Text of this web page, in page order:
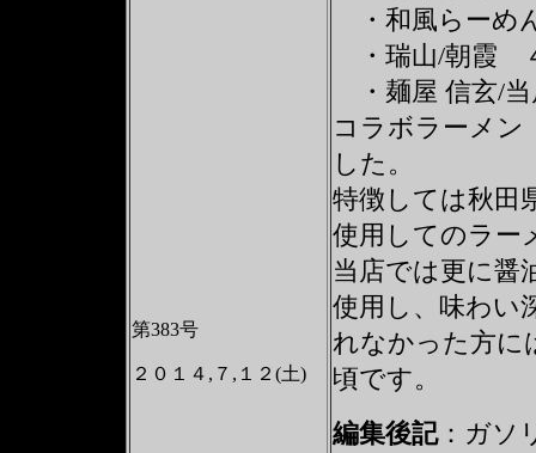
第383号
２０１４,７,１２(土)
・和風らーめ
・瑞山/朝霞
・麺屋 信
コラボラーメン
した。
特徴しては秋田
使用してのラー
当店では更に醤
使用し、味わい
れなかった方に
頃です。
編集後記： ガソ